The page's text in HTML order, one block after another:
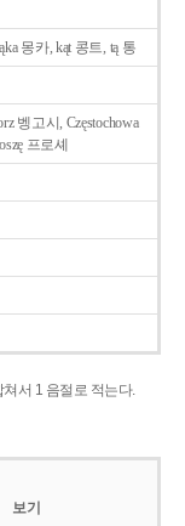
몽카, kąt 콩트, tą 통
벵고시, Częstochowa
프로셰
쳐서 1 음절로 적는다.
보기